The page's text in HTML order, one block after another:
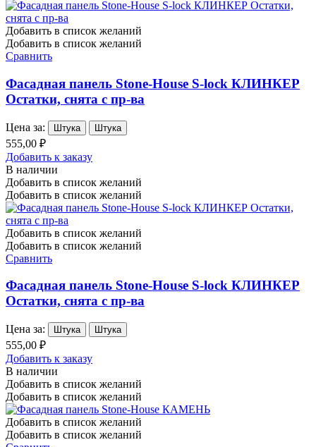
Добавить в список желаний
Добавить в список желаний
Сравнить
Фасадная панель Stone-House S-lock КЛИНКЕР
Остатки, снята с пр-ва
Цена за: Штука Штука
555,00 ₽
Добавить к заказу
В наличии
Добавить в список желаний
Добавить в список желаний
Добавить в список желаний
Добавить в список желаний
Сравнить
Фасадная панель Stone-House S-lock КЛИНКЕР
Остатки, снята с пр-ва
Цена за: Штука Штука
555,00 ₽
Добавить к заказу
В наличии
Добавить в список желаний
Добавить в список желаний
Добавить в список желаний
Добавить в список желаний